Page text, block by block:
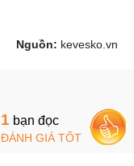
Nguồn: kevesko.vn
1 bạn đọc
ĐÁNH GIÁ TỐT